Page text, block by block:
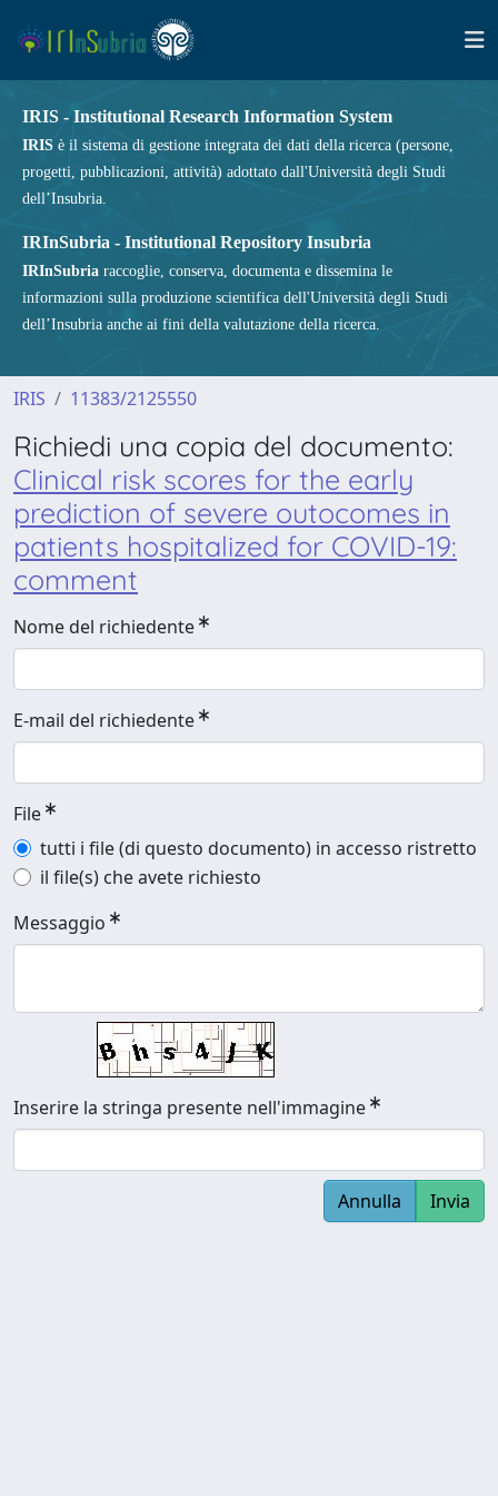
IRIS - Institutional Research Information System
IRIS è il sistema di gestione integrata dei dati della ricerca (persone,
progetti, pubblicazioni, attività) adottato dall'Università degli Studi
dell’Insubria.
IRInSubria - Institutional Repository Insubria
IRInSubria raccoglie, conserva, documenta e dissemina le
informazioni sulla produzione scientifica dell'Università degli Studi
dell’Insubria anche ai fini della valutazione della ricerca.
IRIS 11383/2125550
Richiedi una copia del documento:
Clinical risk scores for the early
prediction of severe outocomes in
patients hospitalized for COVID-19:
comment
Nome del richiedente
E-mail del richiedente
File
tutti i file (di questo documento) in accesso ristretto
il file(s) che avete richiesto
Messaggio
Inserire la stringa presente nell'immagine
Annulla Invia